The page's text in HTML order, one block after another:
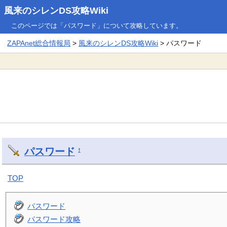
風来のシレンDS攻略Wiki
このページでは「パスワード」について攻略しています。
ZAPAnet総合情報局 > 風来のシレンDS攻略Wiki > パスワード
パスワード †
TOP
パスワード
パスワード攻略